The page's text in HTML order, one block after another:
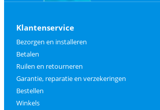
Klantenservice
Bezorgen en installeren
Betalen
Ruilen en retourneren
Garantie, reparatie en verzekeringen
Bestellen
Winkels